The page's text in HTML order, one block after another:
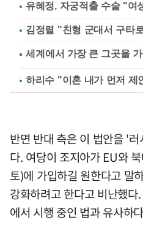
유혜정, 자궁적출 수술 "
김정렬 "친형 군대서 구타
하리수 "이혼 내가 먼저
반면 반대 측은 이 법안을 '
다. 여당이 조지아가 EU와
토)에 가입하길 원한다고 말
강화하려고 한다고 비난했
에서 시행 중인 법과 유사하